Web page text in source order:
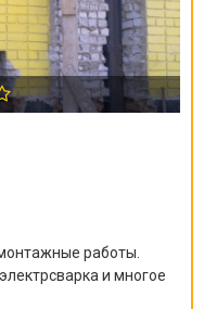
работы.
и многое